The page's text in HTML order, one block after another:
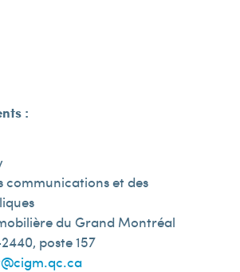
:
communications et des
du Grand Montréal
poste 157